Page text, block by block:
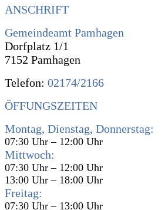
ANSCHRIFT
Gemeindeamt Pamhagen
Dorfplatz 1/1
7152 Pamhagen
Telefon: 02174/2166
ÖFFUNGSZEITEN
Montag, Dienstag, Donnerstag:
07:30 Uhr – 12:00 Uhr
Mittwoch:
07:30 Uhr – 12:00 Uhr
13:00 Uhr – 18:00 Uhr
Freitag:
07:30 Uhr – 13:00 Uhr